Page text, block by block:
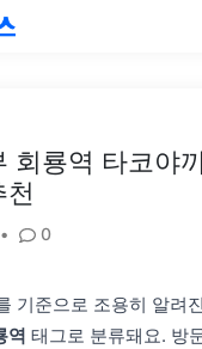
회룡역 타코야
• 0
기준으로 조용히 알려
역 태그로 분류돼요. 방